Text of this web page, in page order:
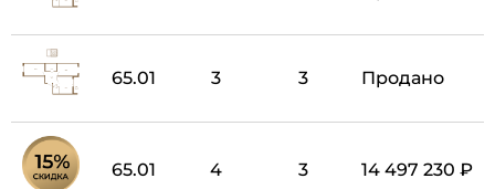
65.01 3 3 Продано
65.01 4 3 14 497 230 ₽